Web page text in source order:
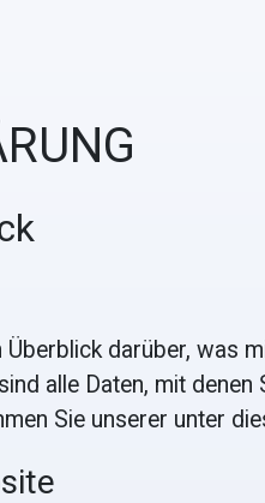
darüber, was
alle Daten, mit
Sie unserer unter